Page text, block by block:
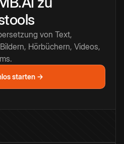
von Text,
Hörbüchern, Videos,
starten →